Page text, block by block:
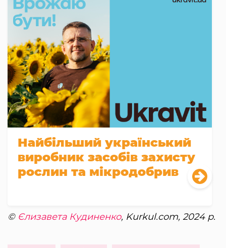
Найбільший український
виробник засобів захисту
рослин та мікродобрив
© Єлизавета Кудиненко, Kurkul.com, 2024 р.